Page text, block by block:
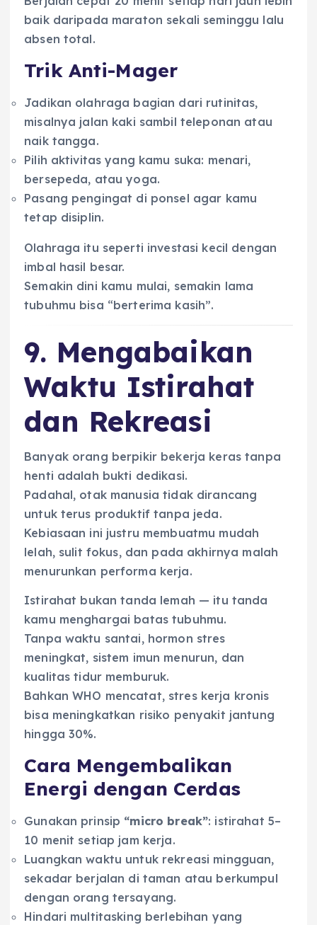
baik daripada maraton sekali seminggu lalu
absen total.
Trik Anti-Mager
Jadikan olahraga bagian dari rutinitas,
misalnya jalan kaki sambil teleponan atau
naik tangga.
Pilih aktivitas yang kamu suka: menari,
bersepeda, atau yoga.
Pasang pengingat di ponsel agar kamu
tetap disiplin.
Olahraga itu seperti investasi kecil dengan
imbal hasil besar.
Semakin dini kamu mulai, semakin lama
tubuhmu bisa “berterima kasih”.
9. Mengabaikan
Waktu Istirahat
dan Rekreasi
Banyak orang berpikir bekerja keras tanpa
henti adalah bukti dedikasi.
Padahal, otak manusia tidak dirancang
untuk terus produktif tanpa jeda.
Kebiasaan ini justru membuatmu mudah
lelah, sulit fokus, dan pada akhirnya malah
menurunkan performa kerja.
Istirahat bukan tanda lemah — itu tanda
kamu menghargai batas tubuhmu.
Tanpa waktu santai, hormon stres
meningkat, sistem imun menurun, dan
kualitas tidur memburuk.
Bahkan WHO mencatat, stres kerja kronis
bisa meningkatkan risiko penyakit jantung
hingga 30%.
Cara Mengembalikan
Energi dengan Cerdas
Gunakan prinsip “micro break”: istirahat 5–
10 menit setiap jam kerja.
Luangkan waktu untuk rekreasi mingguan,
sekadar berjalan di taman atau berkumpul
dengan orang tersayang.
Hindari multitasking berlebihan yang